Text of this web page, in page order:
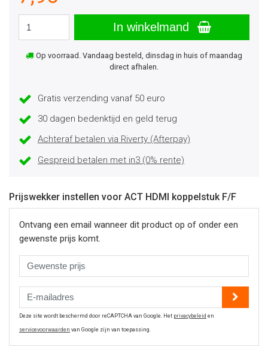
In winkelmand
Op voorraad. Vandaag besteld, dinsdag in huis of maandag
direct afhalen.
Gratis verzending vanaf 50 euro
30 dagen bedenktijd en geld terug
Achteraf betalen via Riverty (Afterpay)
Gespreid betalen met in3 (0% rente)
Prijswekker instellen voor ACT HDMI koppelstuk F/F
Ontvang een email wanneer dit product op of onder een
gewenste prijs komt.
Deze site wordt beschermd door reCAPTCHA van Google. Het privacybeleid en
servicevoorwaarden van Google zijn van toepassing.